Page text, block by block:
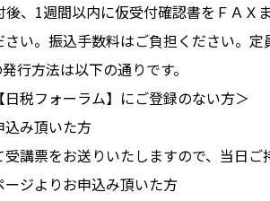
後、1週間以内に仮受付確認書をＦＡ
い。振込手数料はご負担ください。
行方法は以下の通りです。
日税フォーラム】にご登録のない方＞
み頂いた方
講票をお送りいたしますので、当日ご
ジよりお申込み頂いた方